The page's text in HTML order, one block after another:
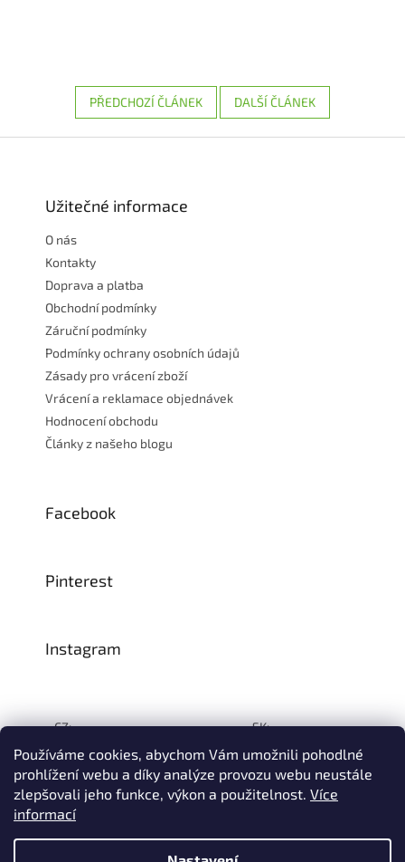
Používáme cookies, abychom Vám umožnili pohodlné
prohlížení webu a díky analýze provozu webu neustále
zlepšovali jeho funkce, výkon a použitelnost. Více
informací
PŘEDCHOZÍ ČLÁNEK DALŠÍ ČLÁNEK
Užitečné informace
O nás
Kontakty
Doprava a platba
Obchodní podmínky
Záruční podmínky
Podmínky ochrany osobních údajů
Zásady pro vrácení zboží
Vrácení a reklamace objednávek
Hodnocení obchodu
Články z našeho blogu
Facebook
Pinterest
Instagram
CZ: SK:
Vytvořil Shoptet
© 1993–2026INTEA SERVICE s.r.o.Všechna práva vyhrazena.